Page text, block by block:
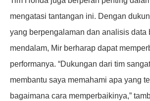
mengatasi tantangan ini. Dengan
yang berpengalaman dan analisis data
mendalam, Mir berharap dapat
performanya. “Dukungan dari tim
membantu saya memahami apa yang
bagaimana cara memperbaikinya,”